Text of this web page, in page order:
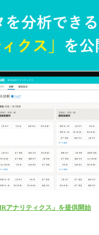
アナリティクス」を提供開始